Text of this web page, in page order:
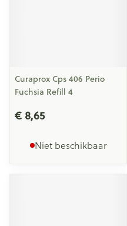
Curaprox Cps 406 Perio
Fuchsia Refill 4
€ 8,65
Niet beschikbaar